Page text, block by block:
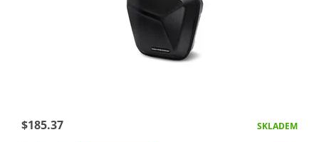
$185.37 SKLADEM